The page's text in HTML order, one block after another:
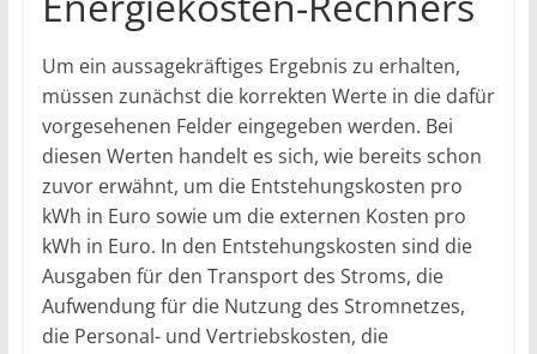
Um ein aussagekräftiges Ergebnis zu erhalten,
müssen zunächst die korrekten Werte in die dafür
vorgesehenen Felder eingegeben werden. Bei
diesen Werten handelt es sich, wie bereits schon
zuvor erwähnt, um die Entstehungskosten pro
kWh in Euro sowie um die externen Kosten pro
kWh in Euro. In den Entstehungskosten sind die
Ausgaben für den Transport des Stroms, die
Aufwendung für die Nutzung des Stromnetzes,
die Personal- und Vertriebskosten, die